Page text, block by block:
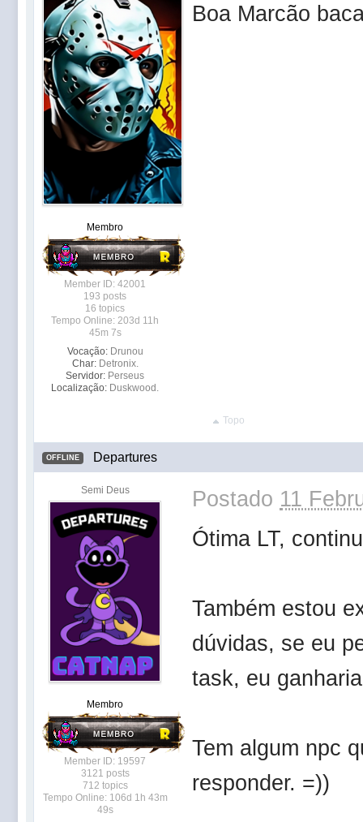
Membro
Member ID: 42001
193 posts
16 topics
Tempo Online: 203d 11h
45m 7s
Vocação: Drunou
Char: Detronix.
Servidor: Perseus
Localização: Duskwood.
Boa Marcão
Topo
OFFLINE Departures
Semi Deus
Membro
Member ID: 19597
3121 posts
712 topics
Tempo Online: 106d 1h 43m
49s
Postado 11
Ótima LT,
Também estou
dúvidas, se eu
task, eu
Tem algum npc
responder. =))